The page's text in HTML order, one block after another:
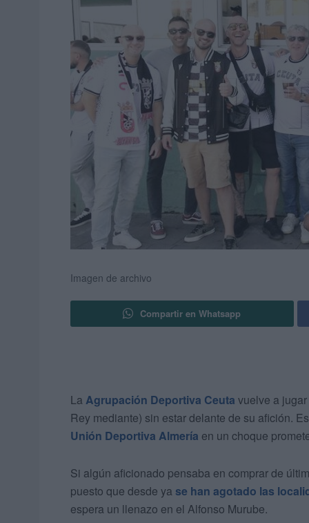
Imagen de archivo
Compartir en Whatsapp
La Agrupación Deportiva Ceuta vuelve a
Rey mediante) sin estar delante de su afición.
Unión Deportiva Almería en un choque
Si algún aficionado pensaba en comprar de
puesto que desde ya se han agotado las
espera un llenazo en el Alfonso Murube.